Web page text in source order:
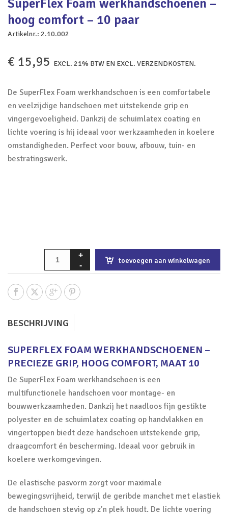
SuperFlex Foam werkhandschoenen –
hoog comfort – 10 paar
Artikelnr.: 2.10.002
€ 15,95 EXCL. 21% BTW EN EXCL. VERZENDKOSTEN.
De SuperFlex Foam werkhandschoen is een comfortabele
en veelzijdige handschoen met uitstekende grip en
vingergevoeligheid. Dankzij de schuimlatex coating en
lichte voering is hij ideaal voor werkzaamheden in koelere
omstandigheden. Perfect voor bouw, afbouw, tuin- en
bestratingswerk.
toevoegen aan winkelwagen
BESCHRIJVING
SUPERFLEX FOAM WERKHANDSCHOENEN –
PRECIEZE GRIP, HOOG COMFORT, MAAT 10
De SuperFlex Foam werkhandschoen is een
multifunctionele handschoen voor montage- en
bouwwerkzaamheden. Dankzij het naadloos fijn gestikte
polyester en de schuimlatex coating op handvlakken en
vingertoppen biedt deze handschoen uitstekende grip,
draagcomfort én bescherming. Ideaal voor gebruik in
koelere werkomgevingen.
De elastische pasvorm zorgt voor maximale
bewegingsvrijheid, terwijl de geribde manchet met elastiek
de handschoen stevig op z’n plek houdt. De lichte voering